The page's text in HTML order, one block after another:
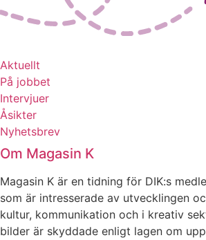
Aktuellt
På jobbet
Intervjuer
Åsikter
Nyhetsbrev
Om Magasin K
Magasin K är en tidning för DIK:s
som är intresserade av utvecklingen
kultur, kommunikation och i kreativ
bilder är skyddade enligt lagen om